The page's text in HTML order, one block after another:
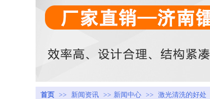
首页 >> 新闻资讯 >> 新闻中心 >> 激光清洗的好处